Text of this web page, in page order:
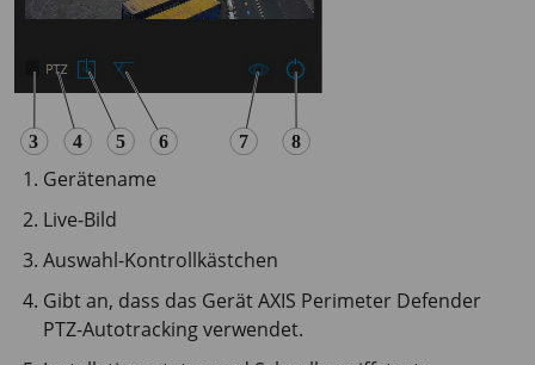
Gerätename
Live-Bild
Auswahl-Kontrollkästchen
Gibt an, dass das Gerät AXIS Perimeter Defender
PTZ-Autotracking verwendet.